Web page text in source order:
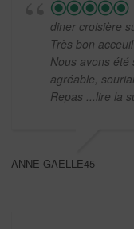
diner croisière
Très bon
Nous avons été
agréable,
Repas ...lire la
ANNE-GAELLE45